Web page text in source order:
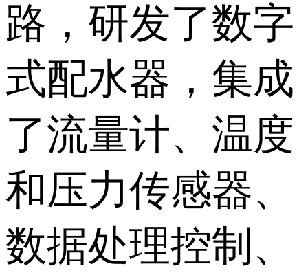
路，研发了数字
式配水器，集成
了流量计、温度
和压力传感器、
数据处理控制、